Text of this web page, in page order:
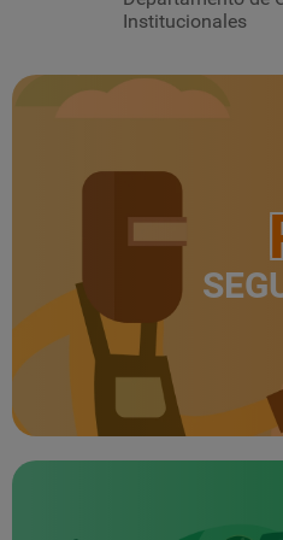
Institucionales